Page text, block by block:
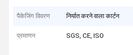
पैकेजिंग विवरण निर्यात करने वाला कार्टन
प्रमाणन SGS, CE, ISO